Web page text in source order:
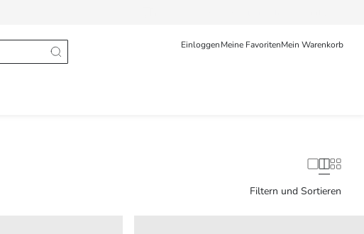
EinloggenMeine FavoritenMein Warenkorb
Filtern und Sortieren